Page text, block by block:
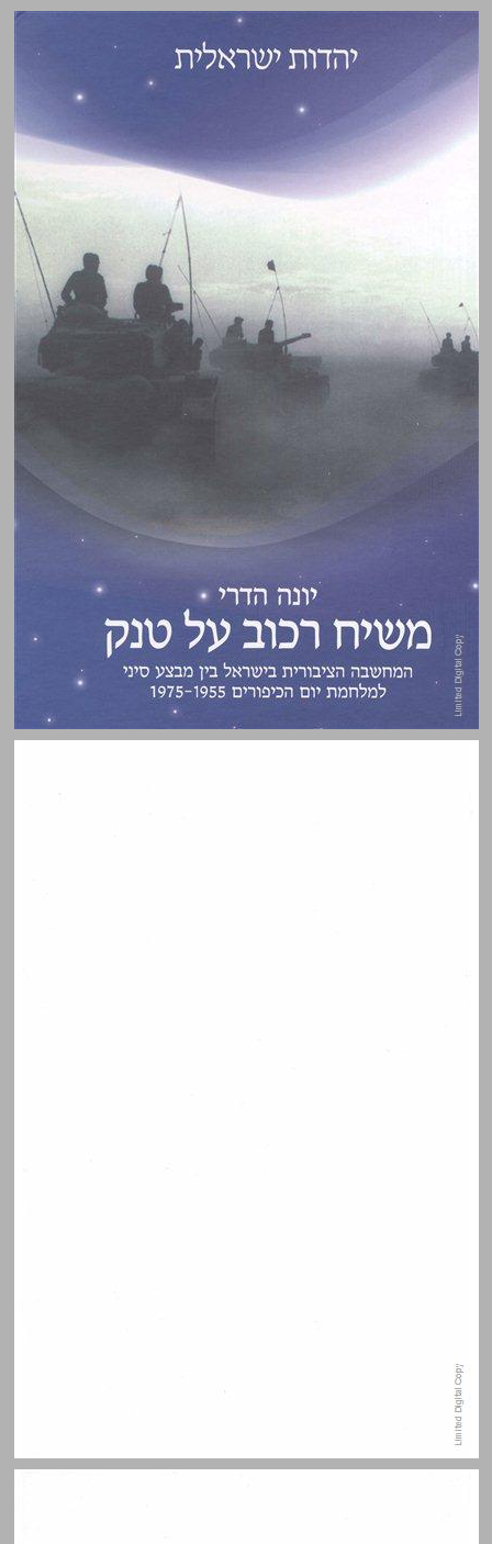
משיח רכוב על טנק: המחשבה הציבורית בישראל בין מבצע סיני למלחמת יום הכיפורים‭1975-1955 ‬ ... 0